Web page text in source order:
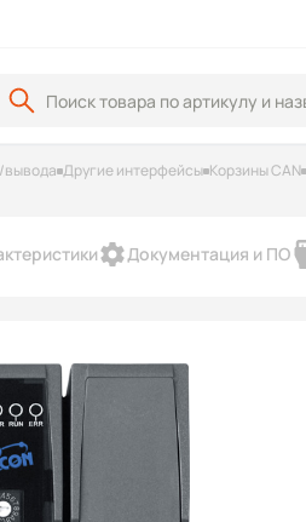
вывода Другие интерфейсы Корзины CAN
Документация и ПО